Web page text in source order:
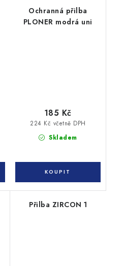
Ochranná přilba
PLONER modrá uni
Skladem
224 Kč včetně DPH
185 Kč
Přilba ZIRCON 1